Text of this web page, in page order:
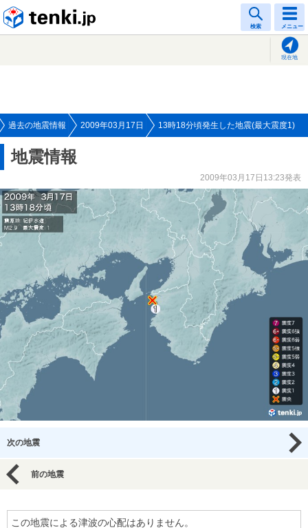
検索 メニュー
現在地
過去の地震情報 2009年03月17日 13時18分頃発生した地震(最大震度1)
地震情報
2009年03月17日13:23発表
次の地震
前の地震
この地震による津波の心配はありません。